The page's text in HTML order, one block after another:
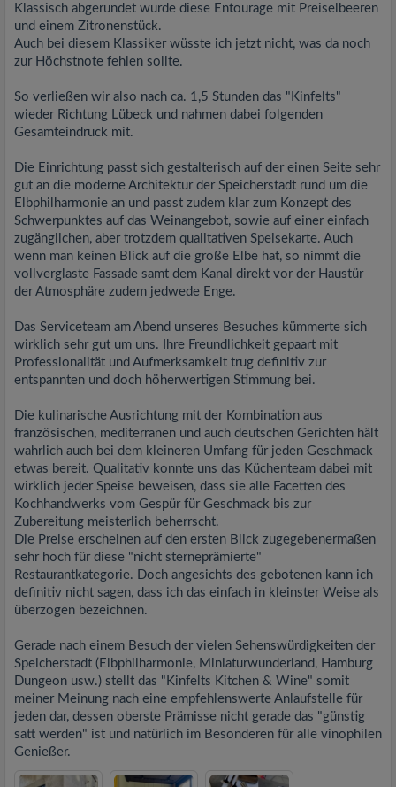
Klassisch abgerundet wurde diese Entourage mit Preiselbeeren
und einem Zitronenstück.
Auch bei diesem Klassiker wüsste ich jetzt nicht, was da noch
zur Höchstnote fehlen sollte.
So verließen wir also nach ca. 1,5 Stunden das "Kinfelts"
wieder Richtung Lübeck und nahmen dabei folgenden
Gesamteindruck mit.
Die Einrichtung passt sich gestalterisch auf der einen Seite sehr
gut an die moderne Architektur der Speicherstadt rund um die
Elbphilharmonie an und passt zudem klar zum Konzept des
Schwerpunktes auf das Weinangebot, sowie auf einer einfach
zugänglichen, aber trotzdem qualitativen Speisekarte. Auch
wenn man keinen Blick auf die große Elbe hat, so nimmt die
vollverglaste Fassade samt dem Kanal direkt vor der Haustür
der Atmosphäre zudem jedwede Enge.
Das Serviceteam am Abend unseres Besuches kümmerte sich
wirklich sehr gut um uns. Ihre Freundlichkeit gepaart mit
Professionalität und Aufmerksamkeit trug definitiv zur
entspannten und doch höherwertigen Stimmung bei.
Die kulinarische Ausrichtung mit der Kombination aus
französischen, mediterranen und auch deutschen Gerichten hält
wahrlich auch bei dem kleineren Umfang für jeden Geschmack
etwas bereit. Qualitativ konnte uns das Küchenteam dabei mit
wirklich jeder Speise beweisen, dass sie alle Facetten des
Kochhandwerks vom Gespür für Geschmack bis zur
Zubereitung meisterlich beherrscht.
Die Preise erscheinen auf den ersten Blick zugegebenermaßen
sehr hoch für diese "nicht sterneprämierte"
Restaurantkategorie. Doch angesichts des gebotenen kann ich
definitiv nicht sagen, dass ich das einfach in kleinster Weise als
überzogen bezeichnen.
Gerade nach einem Besuch der vielen Sehenswürdigkeiten der
Speicherstadt (Elbphilharmonie, Miniaturwunderland, Hamburg
Dungeon usw.) stellt das "Kinfelts Kitchen & Wine" somit
meiner Meinung nach eine empfehlenswerte Anlaufstelle für
jeden dar, dessen oberste Prämisse nicht gerade das "günstig
satt werden" ist und natürlich im Besonderen für alle vinophilen
Genießer.